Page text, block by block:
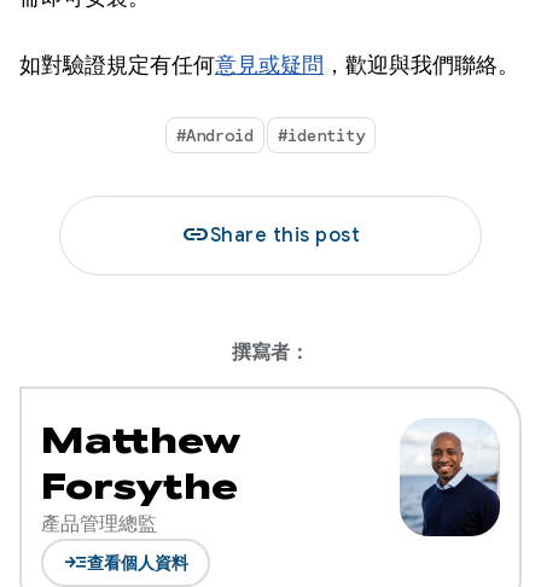
如對驗證規定有任何意見或疑問 ，歡迎與我們聯絡。
#Android #identity
linkShare this post
撰寫者：
Matthew
Forsythe
產品管理總監
read_more查看個人資料